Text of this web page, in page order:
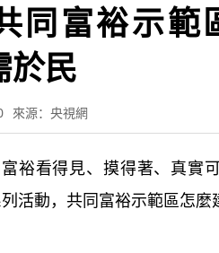
同富裕示範
於民
來源：央視網
看得見、摸得著、真實可
活動，共同富裕示範區怎麼